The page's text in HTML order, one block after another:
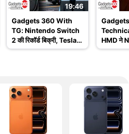
19:46
Gadgets 360 With
TG: Nintendo Switch
2 की रिकॉर्ड बिक्री, Tesla
Robotaxi और WWDC
HMD ने
खत्म